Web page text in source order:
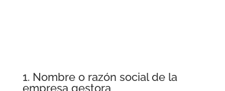
1. Nombre o razón social de la
empresa gestora